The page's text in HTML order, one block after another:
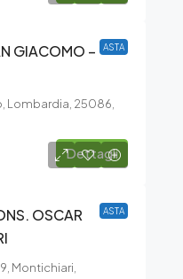
ASTA
GIACOMO –
Lombardia, 25086,
Dettagli
ASTA
OSCAR
Montichiari,